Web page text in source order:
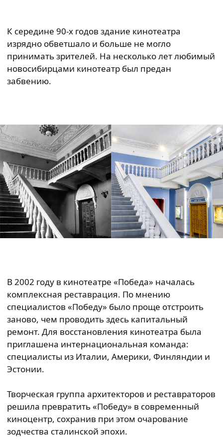
К середине 90-х годов здание кинотеатра
изрядно обветшало и больше не могло
принимать зрителей. На несколько лет любимый
новосибирцами кинотеатр был предан
забвению.
В 2002 году в кинотеатре «Победа» началась
комплексная реставрация. По мнению
специалистов «Победу» было проще отстроить
заново, чем проводить здесь капитальный
ремонт. Для восстановления кинотеатра была
приглашена интернациональная команда:
специалисты из Италии, Америки, Финляндии и
Эстонии.
Творческая группа архитекторов и реставраторов
решила превратить «Победу» в современный
киноцентр, сохранив при этом очарование
зодчества сталинской эпохи.